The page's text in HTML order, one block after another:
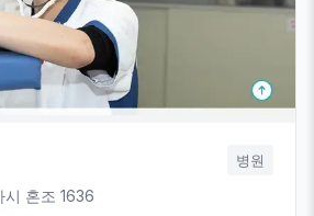
병원
시 혼조 1636